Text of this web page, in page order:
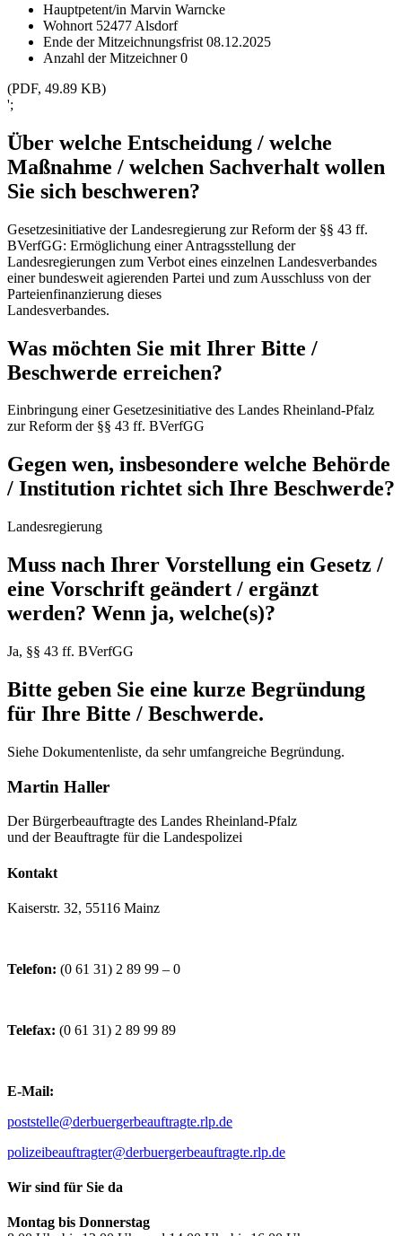
Hauptpetent/in Marvin Warncke
Wohnort 52477 Alsdorf
Ende der Mitzeichnungsfrist 08.12.2025
Anzahl der Mitzeichner0
(PDF, 49.89 KB)
';
Über welche Entscheidung / welche
Maßnahme / welchen Sachverhalt wollen
Sie sich beschweren?
Gesetzesinitiative der Landesregierung zur Reform der §§ 43 ff.
BVerfGG: Ermöglichung einer Antragsstellung der
Landesregierungen zum Verbot eines einzelnen Landesverbandes
einer bundesweit agierenden Partei und zum Ausschluss von der
Parteienfinanzierung dieses
Landesverbandes.
Was möchten Sie mit Ihrer Bitte /
Beschwerde erreichen?
Einbringung einer Gesetzesinitiative des Landes Rheinland-Pfalz
zur Reform der §§ 43 ff. BVerfGG
Gegen wen, insbesondere welche Behörde
/ Institution richtet sich Ihre Beschwerde?
Landesregierung
Muss nach Ihrer Vorstellung ein Gesetz /
eine Vorschrift geändert / ergänzt
werden? Wenn ja, welche(s)?
Ja, §§ 43 ff. BVerfGG
Bitte geben Sie eine kurze Begründung
für Ihre Bitte / Beschwerde.
Siehe Dokumentenliste, da sehr umfangreiche Begründung.
Martin Haller
Der Bürgerbeauftragte des Landes Rheinland-Pfalz
und der Beauftragte für die Landespolizei
Kontakt
Kaiserstr. 32, 55116 Mainz
Telefon: (0 61 31) 2 89 99 – 0
Telefax: (0 61 31) 2 89 99 89
E-Mail:
poststelle@derbuergerbeauftragte.rlp.de
polizeibeauftragter@derbuergerbeauftragte.rlp.de
Wir sind für Sie da
Montag bis Donnerstag